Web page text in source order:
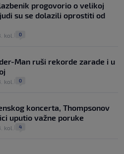
progovorio o velikoj
su se dolazili oprostiti od
kol. 0
Man ruši rekorde zarade i u
kol. 0
koncerta, Thompsonov
uputio važne poruke
kol. 4